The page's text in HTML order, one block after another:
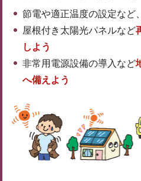
節電や適正温度の設定など、
屋根付き太陽光パネルなど
しよう
非常用電源設備の導入など
へ備えよう